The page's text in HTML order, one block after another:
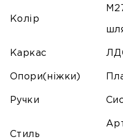
Колір
Каркас
Опори(ніжки)
Ручки
Стиль